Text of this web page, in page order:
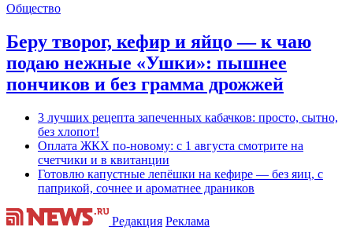
Общество
Беру творог, кефир и яйцо — к чаю
подаю нежные «Ушки»: пышнее
пончиков и без грамма дрожжей
3 лучших рецепта запеченных кабачков: просто, сытно,
без хлопот!
Оплата ЖКХ по-новому: с 1 августа смотрите на
счетчики и в квитанции
Готовлю капустные лепёшки на кефире — без яиц, с
паприкой, сочнее и ароматнее драников
Редакция Реклама